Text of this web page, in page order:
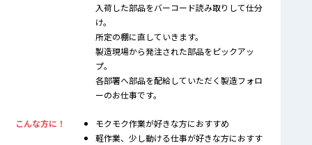
入荷した部品をバーコード読み取りして仕分
け。
所定の棚に直していきます。
製造現場から発注された部品をピックアッ
プ。
各部署へ部品を配給していただく製造フォロ
ーのお仕事です。
こんな方に！
モクモク作業が好きな方におすすめ
軽作業、少し動ける仕事が好きな方におすす